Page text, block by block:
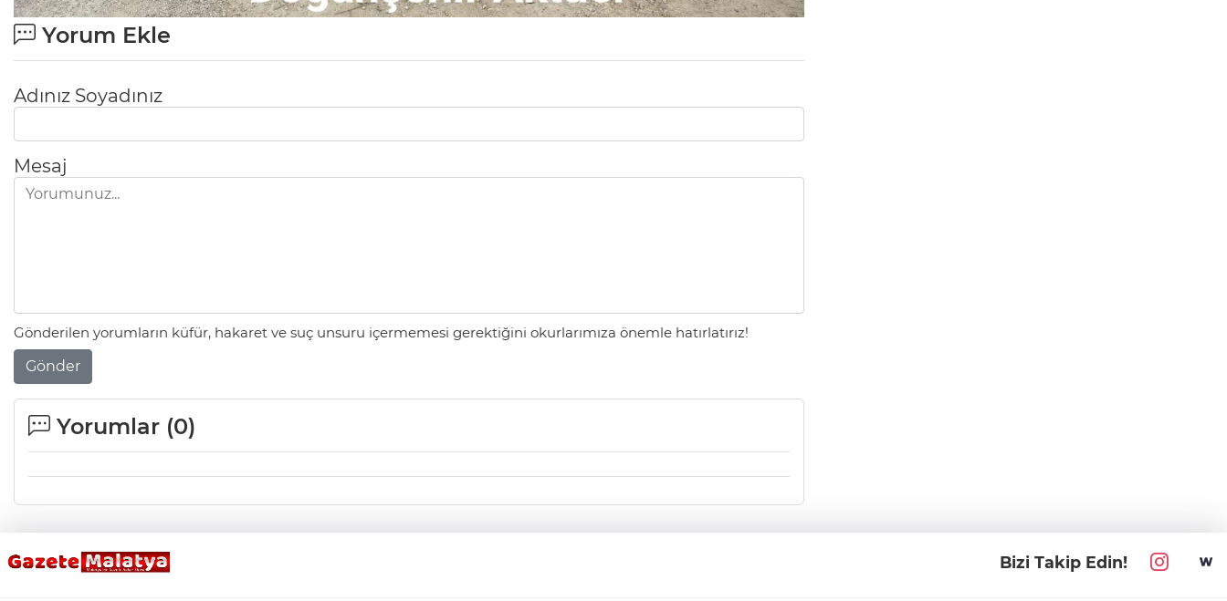
Yorum Ekle
Adınız Soyadınız
Mesaj
Gönderilen yorumların küfür, hakaret ve suç unsuru içermemesi gerektiğini okurlarımıza önemle hatırlatırız!
Gönder
Yorumlar (0)
Bizi Takip Edin!